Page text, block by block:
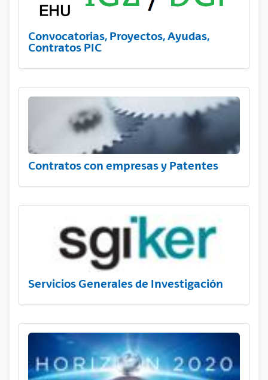
Convocatorias, Proyectos, Ayudas,
Contratos PIC
Contratos con empresas y Patentes
Servicios Generales de Investigación